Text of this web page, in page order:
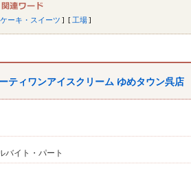
ケーキ・スイーツ 工場
ティワンアイスクリーム ゆめタウン呉店
バイト・パート